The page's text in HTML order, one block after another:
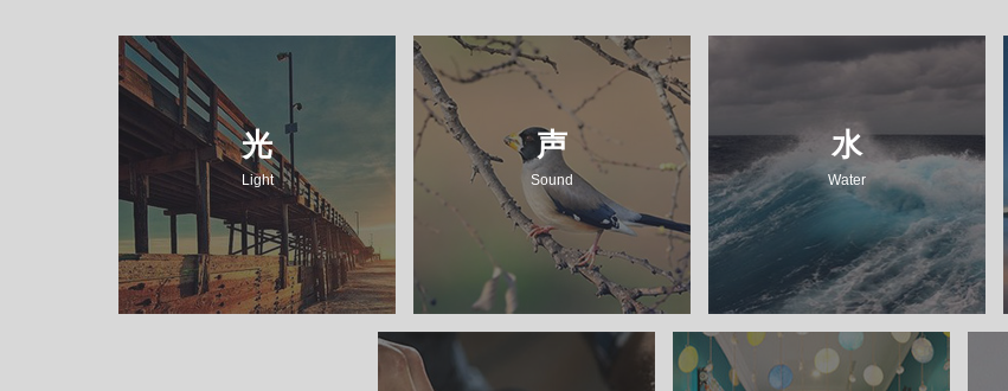
光
柔光暖调
舒缓流淌出温馨
Light
声
隔离喧嚣
静谧中感受平静
Sound
水
纯净甘甜
点滴处呵护健康
Water